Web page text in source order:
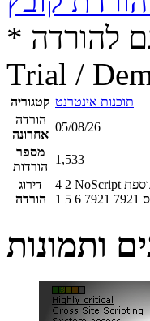
* התכנים הינם בגירסאות חינם להורדה (Free game / software,
Trial /
קטגוריה תוכנות אינטרנט
הורדה
אחרונה
05/08/26
מספר
הורדות
1,533
דירוג
הורדה
4 2 NoScript מוסיף כפתור הנמצא באחד מקצוות העמוד. לחיצה על הכפתור תציג רשימת סקריפטים הרצים באתר שאנו מבקרים בו, ולחיצה נוספת
7921
7921
6
5
1
ותמונות